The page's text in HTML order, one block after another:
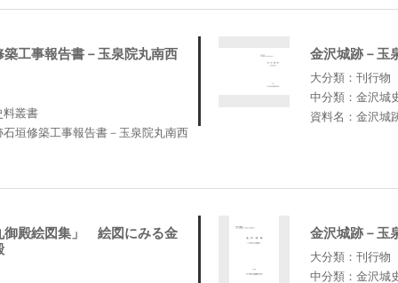
工事報告書－玉泉院丸南西
料叢書
垣修築工事報告書－玉泉院丸南西
金沢城跡－玉
大分類：刊行物
中分類：金沢城
資料名：金沢城
御殿絵図集」 絵図にみる金
金沢城跡－玉
大分類：刊行物
中分類：金沢城